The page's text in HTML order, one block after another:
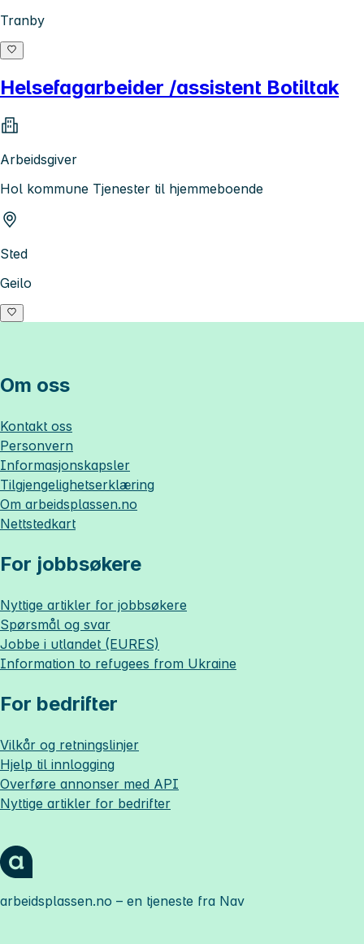
Tranby
Helsefagarbeider /assistent Botiltak
Arbeidsgiver
Hol kommune Tjenester til hjemmeboende
Sted
Geilo
Om oss
Kontakt oss
Personvern
Informasjonskapsler
Tilgjengelighetserklæring
Om arbeidsplassen.no
Nettstedkart
For jobbsøkere
Nyttige artikler for jobbsøkere
Spørsmål og svar
Jobbe i utlandet (EURES)
Information to refugees from Ukraine
For bedrifter
Vilkår og retningslinjer
Hjelp til innlogging
Overføre annonser med API
Nyttige artikler for bedrifter
arbeidsplassen.no – en tjeneste fra Nav